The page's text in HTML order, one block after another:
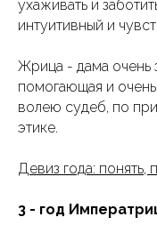
ухаживать и
интуитивный и
Жрица - дама очень
помогающая и
волею судеб, по
этике.
Девиз года: понять,
3 - год